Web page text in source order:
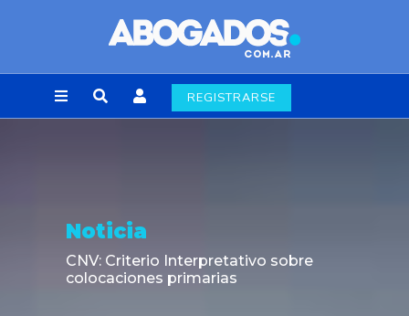
REGISTRARSE
Noticia
CNV: Criterio Interpretativo sobre
colocaciones primarias